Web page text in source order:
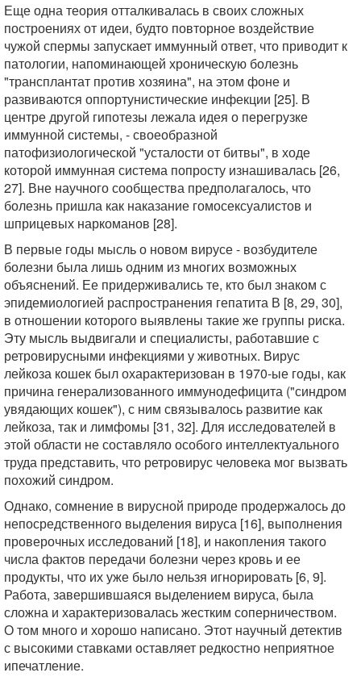
Еще одна теория отталкивалась в своих сложных
построениях от идеи, будто повторное воздействие
чужой спермы запускает иммунный ответ, что приводит к
патологии, напоминающей хроническую болезнь
"трансплантат против хозяина", на этом фоне и
развиваются оппортунистические инфекции [25]. В
центре другой гипотезы лежала идея о перегрузке
иммунной системы, - своеобразной
патофизиологической "усталости от битвы", в ходе
которой иммунная система попросту изнашивалась [26,
27]. Вне научного сообщества предполагалось, что
болезнь пришла как наказание гомосексуалистов и
шприцевых наркоманов [28].
В первые годы мысль о новом вирусе - возбудителе
болезни была лишь одним из многих возможных
объяснений. Ее придерживались те, кто был знаком с
эпидемиологией распространения гепатита В [8, 29, 30],
в отношении которого выявлены такие же группы риска.
Эту мысль выдвигали и специалисты, работавшие с
ретровирусными инфекциями у животных. Вирус
лейкоза кошек был охарактеризован в 1970-ые годы, как
причина генерализованного иммунодефицита ("синдром
увядающих кошек"), с ним связывалось развитие как
лейкоза, так и лимфомы [31, 32]. Для исследователей в
этой области не составляло особого интеллектуального
труда представить, что ретровирус человека мог вызвать
похожий синдром.
Однако, сомнение в вирусной природе продержалось до
непосредственного выделения вируса [16], выполнения
проверочных исследований [18], и накопления такого
числа фактов передачи болезни через кровь и ее
продукты, что их уже было нельзя игнорировать [6, 9].
Работа, завершившаяся выделением вируса, была
сложна и характеризовалась жестким соперничеством.
О том много и хорошо написано. Этот научный детектив
с высокими ставками оставляет редкостно неприятное
ипечатление.